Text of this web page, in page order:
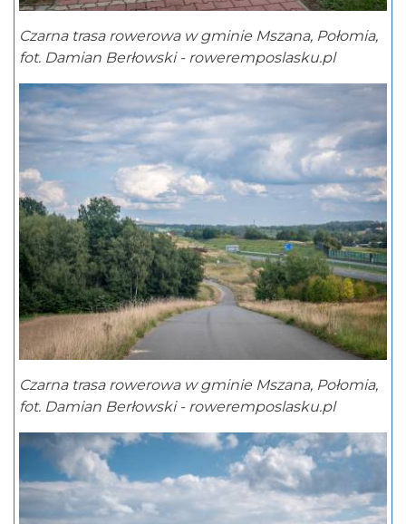
Czarna trasa rowerowa w gminie Mszana, Połomia,
fot. Damian Berłowski - roweremposlasku.pl
Czarna trasa rowerowa w gminie Mszana, Połomia,
fot. Damian Berłowski - roweremposlasku.pl